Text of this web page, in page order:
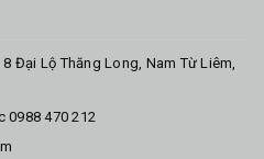
Đại Lộ Thăng Long, Nam Từ Liêm,
0988 470 212